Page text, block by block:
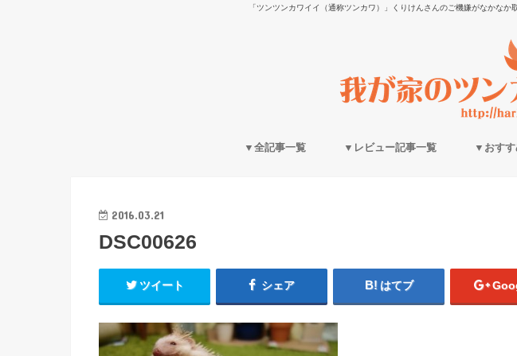
「ツンツンカワイイ（通称ツンカワ）」くりけんさんのご機嫌がなかな
▼全記事一覧 ▼レビュー記事一覧 ▼おすす
2016.03.21
DSC00626
ツイート シェア はてブ